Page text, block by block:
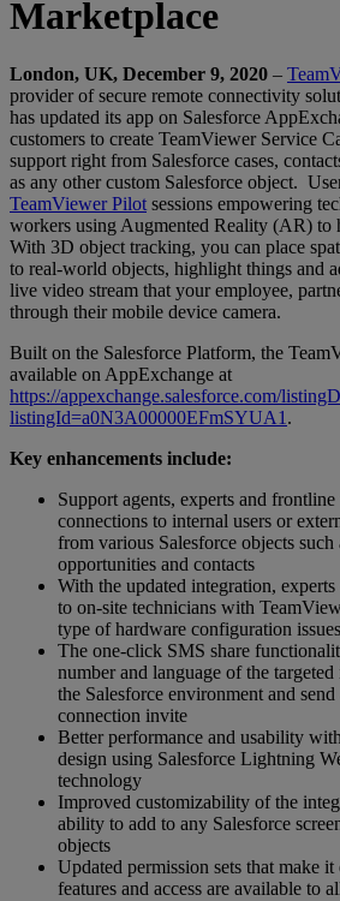
Marketplace
London, UK, December 9, 2020 –
provider of secure remote connectivity
has updated its app on Salesforce
customers to create TeamViewer Service
support right from Salesforce cases,
as any other custom Salesforce object.
TeamViewer Pilot sessions empowering
workers using Augmented Reality (AR) to
With 3D object tracking, you can place
to real-world objects, highlight things and
live video stream that your employee,
through their mobile device camera.
Built on the Salesforce Platform, the
available on AppExchange at
https://appexchange.salesforce.com/
listingId=a0N3A00000EFmSYUA1 .
Key enhancements include:
Support agents, experts and
connections to internal users or
from various Salesforce objects such
opportunities and contacts
With the updated integration,
to on-site technicians with
type of hardware configuration
The one-click SMS share
number and language of the
the Salesforce environment and
connection invite
Better performance and usability
design using Salesforce Lightning
technology
Improved customizability of the
ability to add to any Salesforce
objects
Updated permission sets that make
features and access are available to